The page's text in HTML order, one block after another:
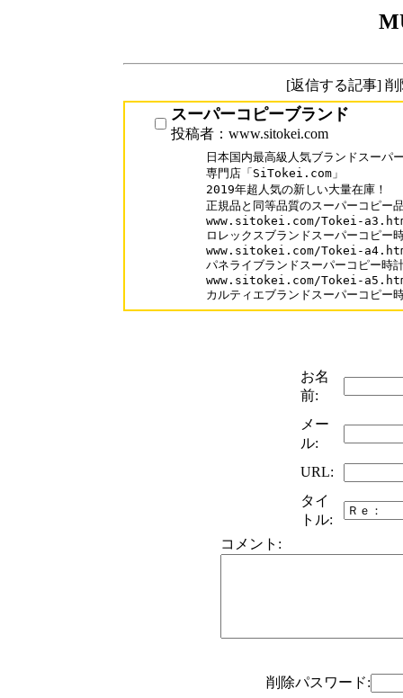
[返信する記事]
スーパーコピーブランド
投稿者：www.sitokei.com
日本国内最高級人気ブランドスーパ
専門店「SiTokei.com」
2019年超人気の新しい大量在庫！
正規品と同等品質のスーパーコピー
www.sitokei.com/Tokei-
ロレックスブランドスーパーコピー
www.sitokei.com/Tokei-
パネライブランドスーパーコピー時
www.sitokei.com/Tokei-
カルティエブランドスーパーコピー
お名
前:
メー
ル:
URL:
タイ
トル:
コメント:
削除パスワード: